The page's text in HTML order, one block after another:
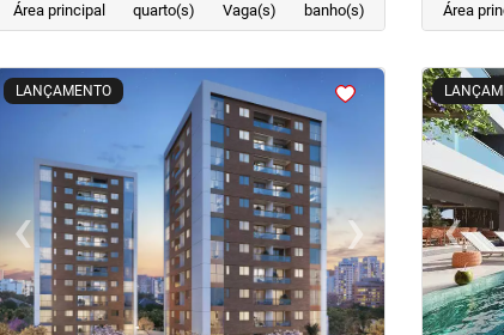
Área principal
quarto(s)
Vaga(s)
banho(s)
Área
LANÇAMENTO
<<<
‹Previous ›Next
<<<<
‹